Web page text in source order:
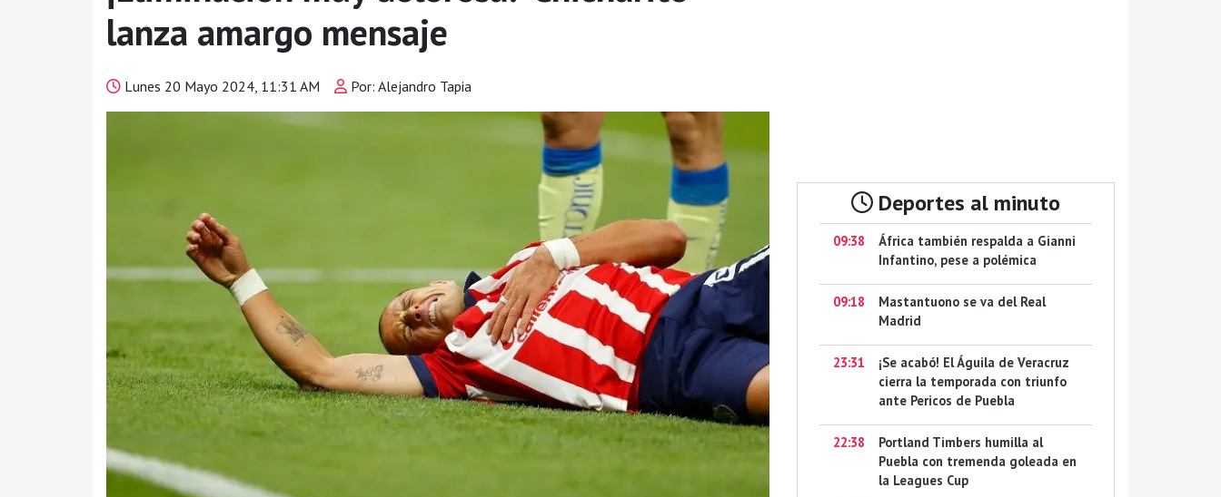
lanza amargo mensaje
Lunes 20 Mayo 2024, 11:31 AM Por: Alejandro Tapia
Deportes al minuto
09:38
África también respalda a Gianni
Infantino, pese a polémica
09:18
Mastantuono se va del Real
Madrid
23:31
¡Se acabó! El Águila de Veracruz
cierra la temporada con triunfo
ante Pericos de Puebla
22:38
Portland Timbers humilla al
Puebla con tremenda goleada en
la Leagues Cup